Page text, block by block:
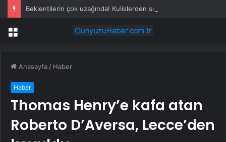
Menü
Anasayfa / Haber
Haber
Thomas Henry’e kafa atan
Roberto D’Aversa, Lecce’den